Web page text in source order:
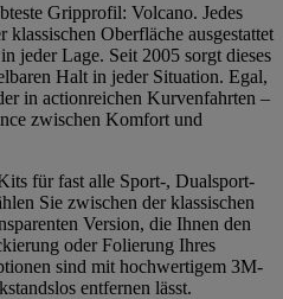
Gripprofil: Volcano. Jedes
Oberfläche ausgestattet
jeder Lage. Seit 2005 sorgt dieses
Halt in jeder Situation. Egal,
in actionreichen Kurvenfahrten –
zwischen Komfort und
für fast alle Sport-, Dualsport-
Sie zwischen der klassischen
Version, die Ihnen den
oder Folierung Ihres
sind mit hochwertigem 3M-
entfernen lässt.